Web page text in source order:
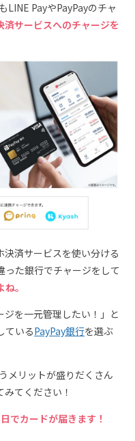
LINE PayやPayPayのチャ
済サービスへのチャージを
済サービスを使い分ける
た銀行でチャージをして
。
を一元管理したい！」と
ているPayPay銀行を選ぶ
メリットが盛りだくさん
てください！
でカードが届きます！